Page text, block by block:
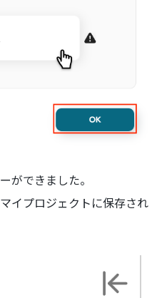
ができました。
イプロジェクトに保存され